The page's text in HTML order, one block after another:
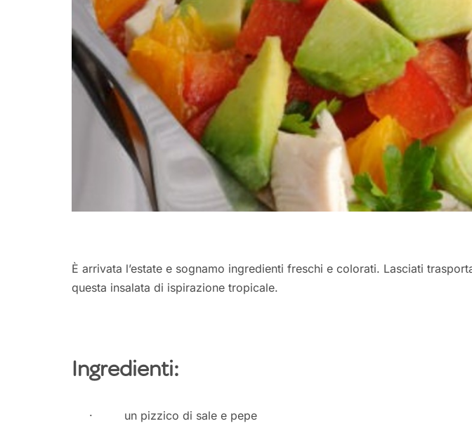
È arrivata l’estate e sognamo ingredienti freschi e colorati. Lasciati
questa insalata di ispirazione tropicale.
Ingredienti:
· un pizzico di sale e pepe